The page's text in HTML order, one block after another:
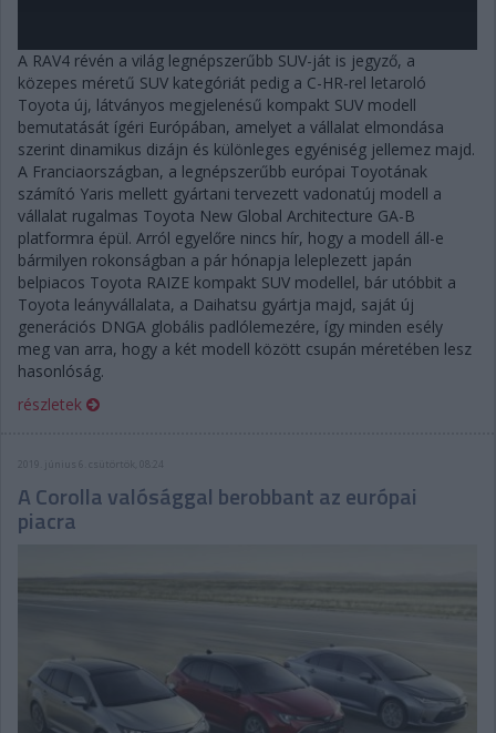
A RAV4 révén a világ legnépszerűbb SUV-ját is jegyző, a
közepes méretű SUV kategóriát pedig a C-HR-rel letaroló
Toyota új, látványos megjelenésű kompakt SUV modell
bemutatását ígéri Európában, amelyet a vállalat elmondása
szerint dinamikus dizájn és különleges egyéniség jellemez majd.
A Franciaországban, a legnépszerűbb európai Toyotának
számító Yaris mellett gyártani tervezett vadonatúj modell a
vállalat rugalmas Toyota New Global Architecture GA-B
platformra épül. Arról egyelőre nincs hír, hogy a modell áll-e
bármilyen rokonságban a pár hónapja leleplezett japán
belpiacos Toyota RAIZE kompakt SUV modellel, bár utóbbit a
Toyota leányvállalata, a Daihatsu gyártja majd, saját új
generációs DNGA globális padlólemezére, így minden esély
meg van arra, hogy a két modell között csupán méretében lesz
hasonlóság.
részletek
2019. június 6. csütörtök, 08:24
A Corolla valósággal berobbant az európai
piacra